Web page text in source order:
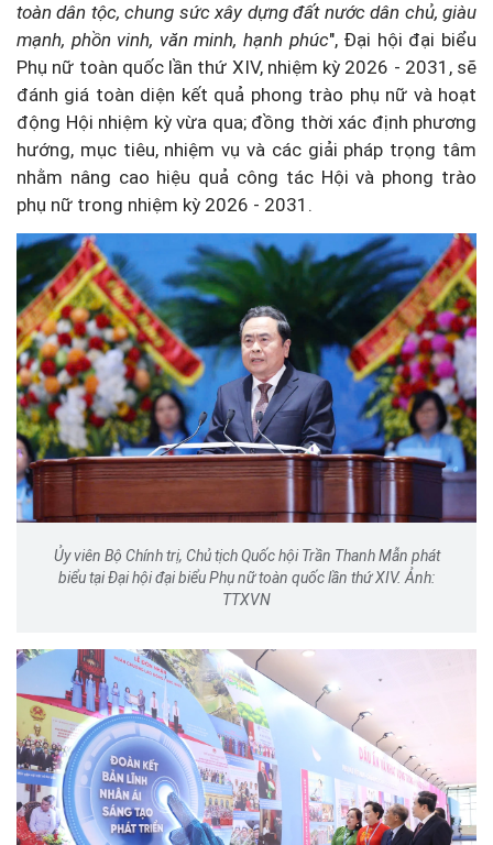
toàn dân tộc, chung sức xây dựng đất nước dân chủ, giàu
mạnh, phồn vinh, văn minh, hạnh phúc", Đại hội đại biểu
Phụ nữ toàn quốc lần thứ XIV, nhiệm kỳ 2026 - 2031, sẽ
đánh giá toàn diện kết quả phong trào phụ nữ và hoạt
động Hội nhiệm kỳ vừa qua; đồng thời xác định phương
hướng, mục tiêu, nhiệm vụ và các giải pháp trọng tâm
nhằm nâng cao hiệu quả công tác Hội và phong trào
phụ nữ trong nhiệm kỳ 2026 - 2031.
Ủy viên Bộ Chính trị, Chủ tịch Quốc hội Trần Thanh Mẫn phát
biểu tại Đại hội đại biểu Phụ nữ toàn quốc lần thứ XIV. Ảnh:
TTXVN